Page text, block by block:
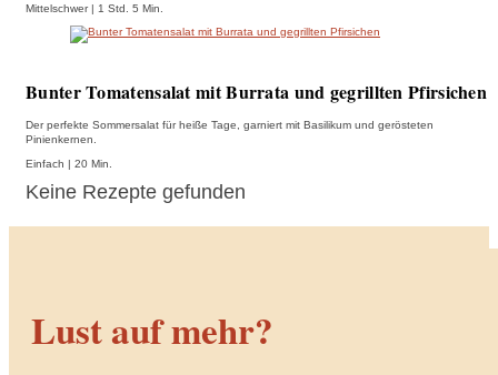
Mittelschwer | 1 Std. 5 Min.
Bunter Tomatensalat mit Burrata und gegrillten Pfirsichen
Der perfekte Sommersalat für heiße Tage, garniert mit Basilikum und gerösteten
Pinienkernen.
Einfach | 20 Min.
Keine Rezepte gefunden
Lust auf mehr?